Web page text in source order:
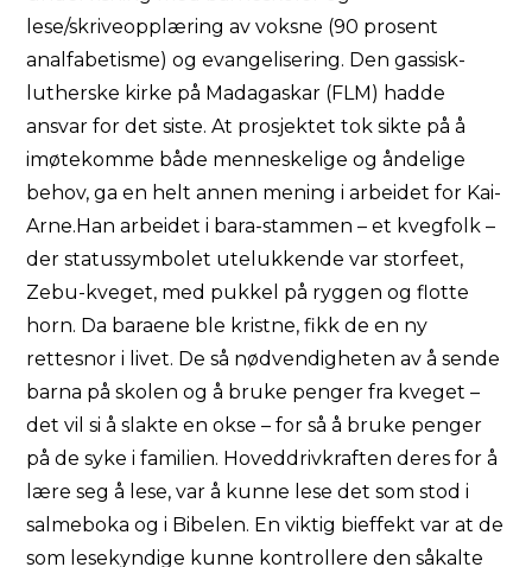
lese/skriveopplæring av voksne (90 prosent
analfabetisme) og evangelisering. Den gassisk-
lutherske kirke på Madagaskar (FLM) hadde
ansvar for det siste. At prosjektet tok sikte på å
imøtekomme både menneskelige og åndelige
behov, ga en helt annen mening i arbeidet for Kai-
Arne.Han arbeidet i bara-stammen – et kvegfolk –
der statussymbolet utelukkende var storfeet,
Zebu-kveget, med pukkel på ryggen og flotte
horn. Da baraene ble kristne, fikk de en ny
rettesnor i livet. De så nødvendigheten av å sende
barna på skolen og å bruke penger fra kveget –
det vil si å slakte en okse – for så å bruke penger
på de syke i familien. Hoveddrivkraften deres for å
lære seg å lese, var å kunne lese det som stod i
salmeboka og i Bibelen. En viktig bieffekt var at de
som lesekyndige kunne kontrollere den såkalte